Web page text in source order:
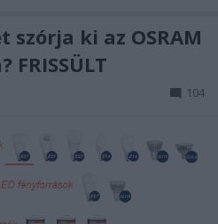
szórja ki az OSRAM
104